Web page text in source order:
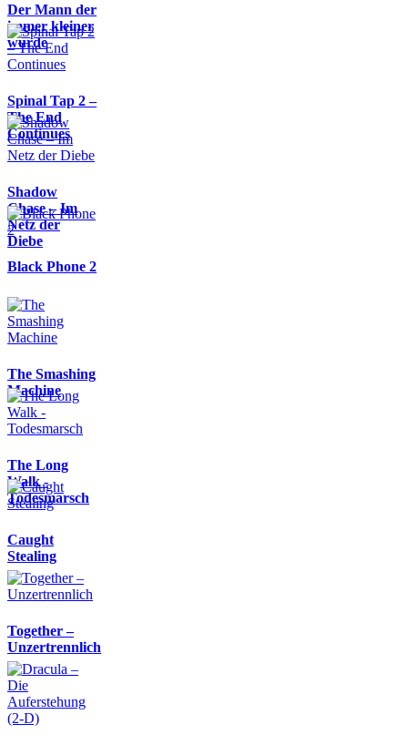
Der Mann der
immer kleiner
wurde
Spinal Tap 2 –
The End
Continues
Shadow
Chase – Im
Netz der
Diebe
Black Phone 2
The Smashing
Machine
The Long
Walk -
Todesmarsch
Caught
Stealing
Together –
Unzertrennlich